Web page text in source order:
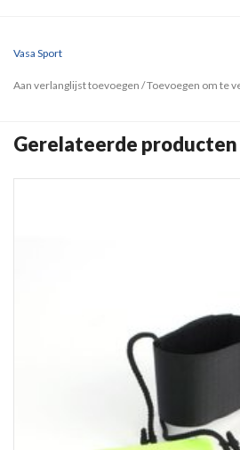
Vasa Sport
Aan verlanglijst toevoegen /Toevoegen om te
Gerelateerde producten